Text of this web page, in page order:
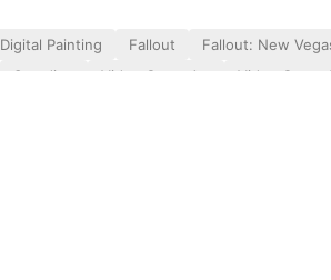
Digital Painting Fallout Fallout: New
Standing Video Game Art Video Game